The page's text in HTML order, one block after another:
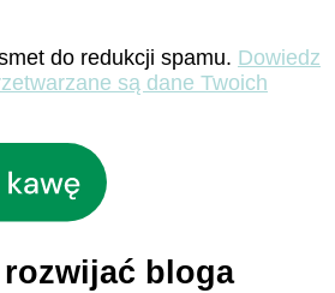
do redukcji spamu. Dowiedz
są dane Twoich
rozwijać bloga